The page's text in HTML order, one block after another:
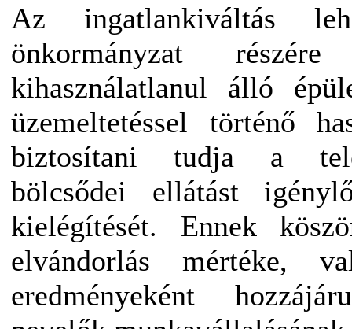
Az ingatlankiváltás
önkormányzat
kihasználatlanul álló
üzemeltetéssel történő
biztosítani tudja a
bölcsődei ellátást
kielégítését. Ennek
elvándorlás mértéke,
eredményeként